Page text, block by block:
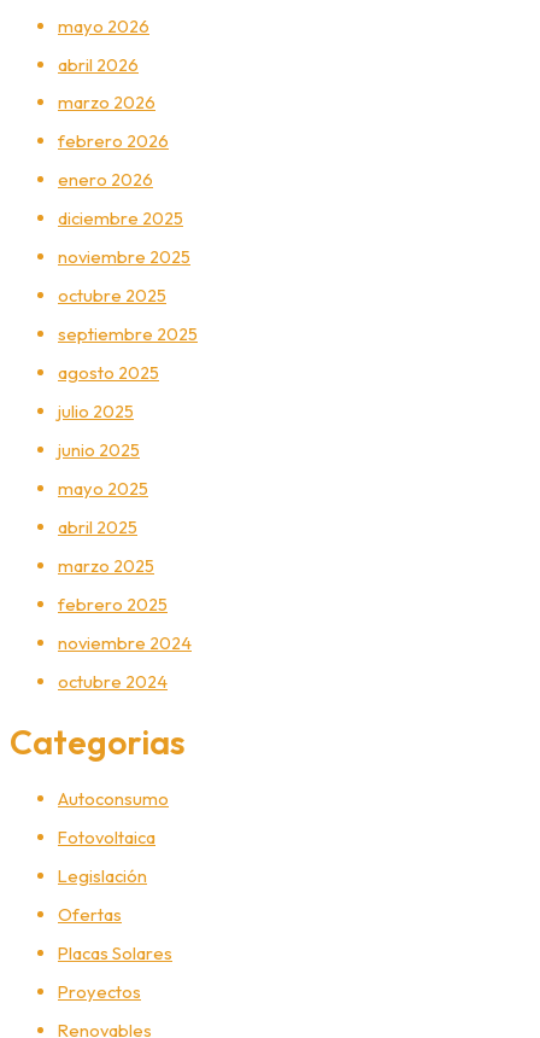
mayo 2026
abril 2026
marzo 2026
febrero 2026
enero 2026
diciembre 2025
noviembre 2025
octubre 2025
septiembre 2025
agosto 2025
julio 2025
junio 2025
mayo 2025
abril 2025
marzo 2025
febrero 2025
noviembre 2024
octubre 2024
Categorias
Autoconsumo
Fotovoltaica
Legislación
Ofertas
Placas Solares
Proyectos
Renovables